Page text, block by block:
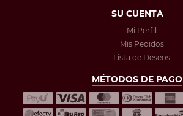
SU CUENTA
Mi Perfil
Mis Pedidos
Lista de Deseos
MÉTODOS DE PAGO